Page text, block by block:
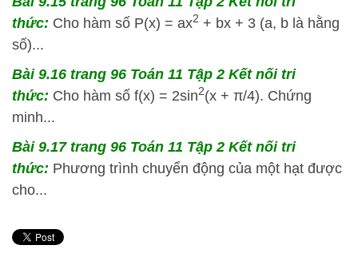
thức: Cho hàm số P(x) = ax2 + bx + 3 (a, b là hằng
số)...
Bài 9.16 trang 96 Toán 11 Tập 2 Kết nối tri
thức: Cho hàm số f(x) = 2sin2(x + π/4). Chứng
minh...
Bài 9.17 trang 96 Toán 11 Tập 2 Kết nối tri
thức: Phương trình chuyển động của một hạt được
cho...